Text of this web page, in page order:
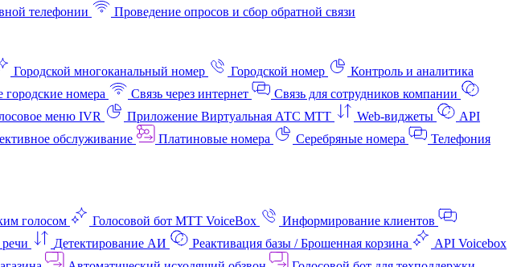
телефонии
Проведение опросов и сбор обратной связи
Городской многоканальный номер Городской номер
Контроль и аналитика
городские номера Связь через интернет
Связь для сотрудников компании
меню IVR Приложение Виртуальная АТС МТТ Web-виджеты
API
обслуживание Платиновые номера Серебряные номера
Телефония
голосом Голосовой бот МТТ VoiceBox
Информирование клиентов
Детектирование АИ Реактивация базы / Брошенная корзина
API Voicebox